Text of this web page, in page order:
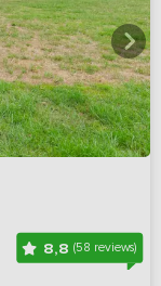
8,8 (58 reviews)